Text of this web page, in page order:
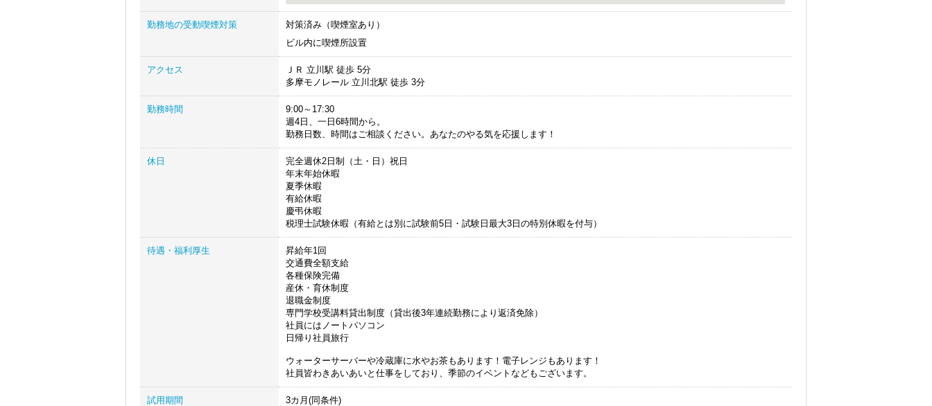
勤務地の受動喫煙対策
対策済み（喫煙室あり）
ビル内に喫煙所設置
アクセス
ＪＲ 立川駅 徒歩 5分
多摩モノレール 立川北駅 徒歩 3分
勤務時間
9:00～17:30
週4日、一日6時間から。
勤務日数、時間はご相談ください。あなたのやる気を応援します！
休日
完全週休2日制（土・日）祝日
年末年始休暇
夏季休暇
有給休暇
慶弔休暇
税理士試験休暇（有給とは別に試験前5日・試験日最大3日の特別休暇を付与）
待遇・福利厚生
昇給年1回
交通費全額支給
各種保険完備
産休・育休制度
退職金制度
専門学校受講料貸出制度（貸出後3年連続勤務により返済免除）
社員にはノートパソコン
日帰り社員旅行
ウォーターサーバーや冷蔵庫に水やお茶もあります！電子レンジもあります！
社員皆わきあいあいと仕事をしており、季節のイベントなどもございます。
試用期間 3カ月(同条件)